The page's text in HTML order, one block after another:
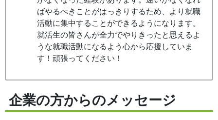
ばやるべきことがはっきりするため、より就職
活動に集中することができるようになります。
就活生の皆さんが全力でやりきったと思えるよ
うな就職活動になるよう心から応援していま
す！頑張ってください！
企業の方からのメッセージ